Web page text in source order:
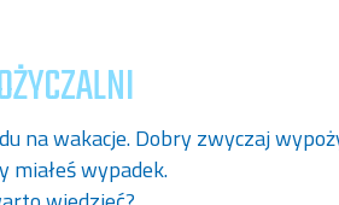
na wakacje. Dobry zwyczaj
miałeś wypadek.